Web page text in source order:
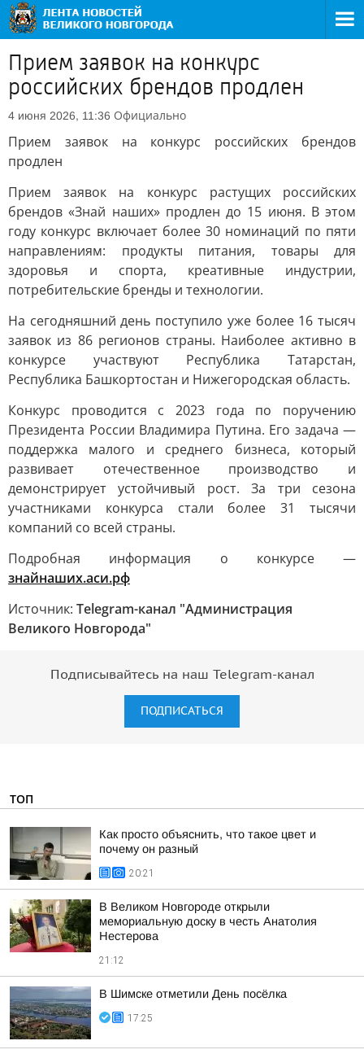
Прием заявок на конкурс
российских брендов продлен
4 июня 2026, 11:36 Официально
Прием заявок на конкурс российских брендов
продлен
Прием заявок на конкурс растущих российских
брендов «Знай наших» продлен до 15 июня. В этом
году конкурс включает более 30 номинаций по пяти
направлениям: продукты питания, товары для
здоровья и спорта, креативные индустрии,
потребительские бренды и технологии.
На сегодняшний день поступило уже более 16 тысяч
заявок из 86 регионов страны. Наиболее активно в
конкурсе участвуют Республика Татарстан,
Республика Башкортостан и Нижегородская область.
Конкурс проводится с 2023 года по поручению
Президента России Владимира Путина. Его задача —
поддержка малого и среднего бизнеса, который
развивает отечественное производство и
демонстрирует устойчивый рост. За три сезона
участниками конкурса стали более 31 тысячи
компаний со всей страны.
Подробная информация о конкурсе —
знайнаших.аси.рф
Источник: Telegram-канал "Администрация
Великого Новгорода"
Подписывайтесь на наш Telegram-канал
ПОДПИСАТЬСЯ
ТОП
Как просто объяснить, что такое цвет и
почему он разный
20:21
В Великом Новгороде открыли
мемориальную доску в честь Анатолия
Нестерова
21:12
В Шимске отметили День посёлка
17:25